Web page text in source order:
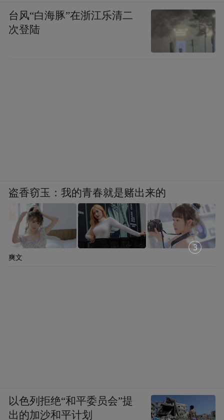
2
台风“白海豚”在浙江乐清二
次登陆
盗香窃玉：我的青春就是赌出来的
爽文
以色列拒绝“和平委员会”提
出的加沙和平计划